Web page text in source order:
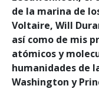
de la marina de
Voltaire, Will
así como de mis
atómicos y
humanidades de
Washington y